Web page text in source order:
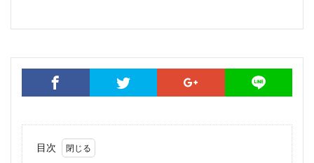
目次